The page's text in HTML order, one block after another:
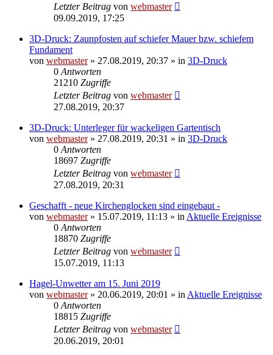
Letzter Beitrag von webmaster
09.09.2019, 17:25
3D-Druck: Zaunpfosten auf schiefer Mauer bzw. schiefem
Fundament
von webmaster» 27.08.2019, 20:37 » in 3D-Druck
0 Antworten
21210 Zugriffe
Letzter Beitrag von webmaster
27.08.2019, 20:37
3D-Druck: Unterleger für wackeligen Gartentisch
von webmaster» 27.08.2019, 20:31 » in 3D-Druck
0 Antworten
18697 Zugriffe
Letzter Beitrag von webmaster
27.08.2019, 20:31
Geschafft - neue Kirchenglocken sind eingebaut -
von webmaster» 15.07.2019, 11:13 » in Aktuelle Ereignisse
0 Antworten
18870 Zugriffe
Letzter Beitrag von webmaster
15.07.2019, 11:13
Hagel-Unwetter am 15. Juni 2019
von webmaster» 20.06.2019, 20:01 » in Aktuelle Ereignisse
0 Antworten
18815 Zugriffe
Letzter Beitrag von webmaster
20.06.2019, 20:01